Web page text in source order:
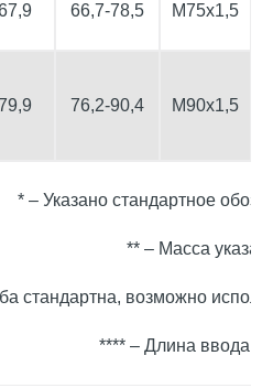
66,7-78,5 М75х1,5
76,2-90,4 М90х1,5
* – Указано стандартное
** – Масса
стандартна, возможно
**** – Длина ввода в